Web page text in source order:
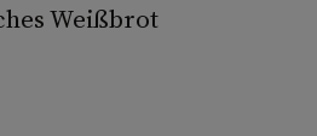
Weißbrot